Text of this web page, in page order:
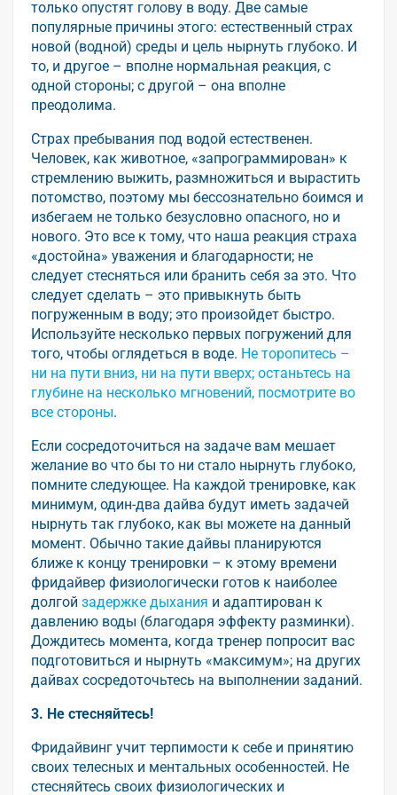
только опустят голову в воду. Две самые
популярные причины этого: естественный страх
новой (водной) среды и цель нырнуть глубоко. И
то, и другое – вполне нормальная реакция, с
одной стороны; с другой – она вполне
преодолима.
Страх пребывания под водой естественен.
Человек, как животное, «запрограммирован» к
стремлению выжить, размножиться и вырастить
потомство, поэтому мы бессознательно боимся и
избегаем не только безусловно опасного, но и
нового. Это все к тому, что наша реакция страха
«достойна» уважения и благодарности; не
следует стесняться или бранить себя за это. Что
следует сделать – это привыкнуть быть
погруженным в воду; это произойдет быстро.
Используйте несколько первых погружений для
того, чтобы оглядеться в воде. Не торопитесь –
ни на пути вниз, ни на пути вверх; останьтесь на
глубине на несколько мгновений, посмотрите во
все стороны.
Если сосредоточиться на задаче вам мешает
желание во что бы то ни стало нырнуть глубоко,
помните следующее. На каждой тренировке, как
минимум, один-два дайва будут иметь задачей
нырнуть так глубоко, как вы можете на данный
момент. Обычно такие дайвы планируются
ближе к концу тренировки – к этому времени
фридайвер физиологически готов к наиболее
долгой задержке дыхания и адаптирован к
давлению воды (благодаря эффекту разминки).
Дождитесь момента, когда тренер попросит вас
подготовиться и нырнуть «максимум»; на других
дайвах сосредоточьтесь на выполнении заданий.
3. Не стесняйтесь!
Фридайвинг учит терпимости к себе и принятию
своих телесных и ментальных особенностей. Не
стесняйтесь своих физиологических и